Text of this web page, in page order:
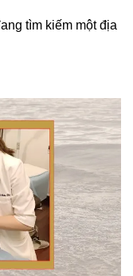
tìm kiếm một địa